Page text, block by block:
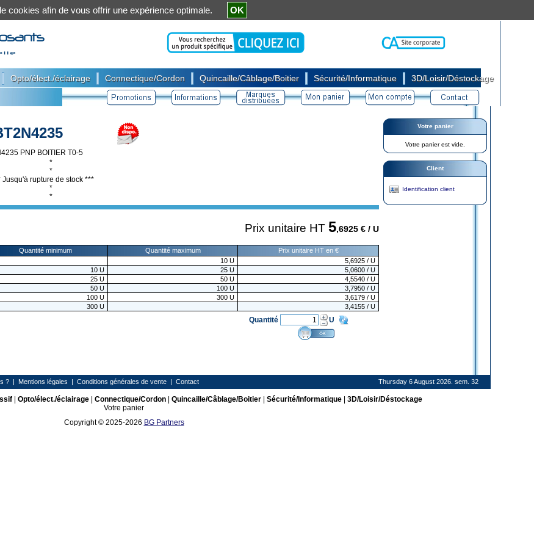
Opto/élect./éclairage Connectique/Cordon Quincaille/Câblage/Boitier Sécurité/Informatique 3D/Loisir/Déstockage
PNP BOITIER T0-5
*
*
Jusqu'à rupture de stock ***
*
*
Prix unitaire HT 5,6925 € / U
Quantité minimum Quantité maximum
Prix unitaire HT en €
10 U 5,6925 / U
10 U 25 U 5,0600 / U
25 U 50 U 4,5540 / U
50 U 100 U 3,7950 / U
100 U 300 U 3,6179 / U
300 U 3,4155 / U
Quantité U
Votre panier
Votre panier est vide.
Client
Identification client
? | Mentions légales | Conditions générales de vente | Contact Thursday 6 August 2026. sem. 32
| Opto/élect./éclairage| Connectique/Cordon| Quincaille/Câblage/Boitier| Sécurité/Informatique| 3D/Loisir/Déstockage
Votre panier
Copyright © 2025-2026 BG Partners
cookies afin de vous offrir une expérience optimale. OK